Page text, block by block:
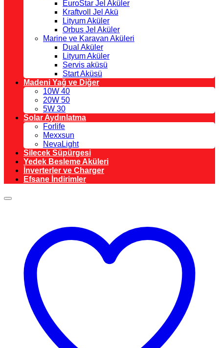
EuroStar Jel Aküler
Kraftvoll Jel Akü
Lityum Aküler
Orbus Jel Aküler
Marine ve Karavan Aküleri
Dual Aküler
Lityum Aküler
Servis aküsü
Start Aküsü
Madeni Yağ ve Diğer
10W 40
20W 50
5W 30
Solar Aydınlatma
Forlife
Mexxsun
NevaLight
Silecek Süpürgesi
Yedek Besleme Aküleri
İnverterler ve Charger
Efsane İndirimler